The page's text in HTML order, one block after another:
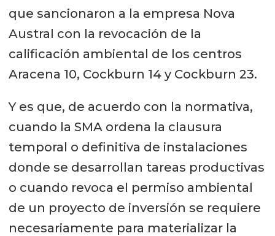
que sancionaron a la empresa Nova
Austral con la revocación de la
calificación ambiental de los centros
Aracena 10, Cockburn 14 y Cockburn 23.
Y es que, de acuerdo con la normativa,
cuando la SMA ordena la clausura
temporal o definitiva de instalaciones
donde se desarrollan tareas productivas
o cuando revoca el permiso ambiental
de un proyecto de inversión se requiere
necesariamente para materializar la